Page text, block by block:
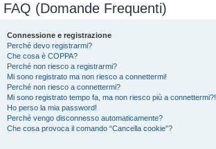
FAQ (Domande Frequenti)
Connessione e registrazione
Perché devo registrarmi?
Che cosa è COPPA?
Perché non riesco a registrarmi?
Mi sono registrato ma non riesco a connettermi!
Perché non riesco a connettermi?
Mi sono registrato tempo fa, ma non riesco più a connettermi?!
Ho perso la mia password!
Perché vengo disconnesso automaticamente?
Che cosa provoca il comando “Cancella cookie”?